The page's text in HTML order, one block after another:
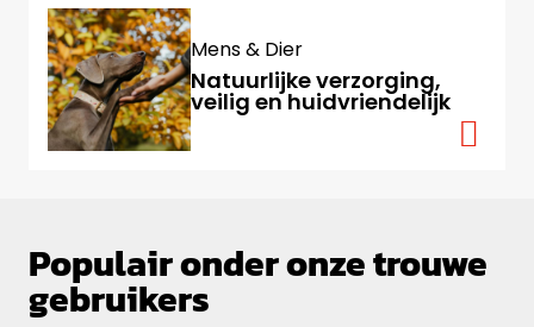
Mens & Dier
Natuurlijke verzorging,
veilig en huidvriendelijk
Populair onder onze trouwe
gebruikers